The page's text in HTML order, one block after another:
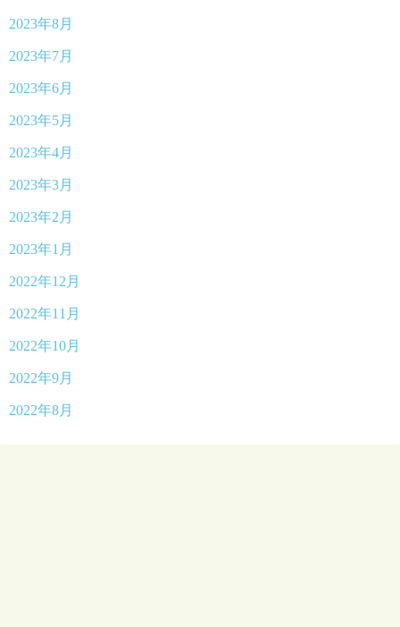
2023年8月
2023年7月
2023年6月
2023年5月
2023年4月
2023年3月
2023年2月
2023年1月
2022年12月
2022年11月
2022年10月
2022年9月
2022年8月